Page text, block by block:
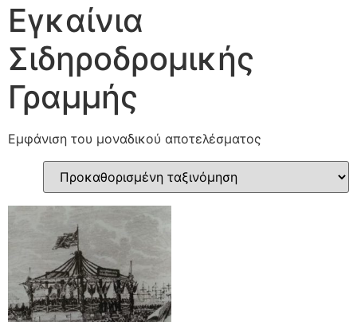
Εγκαίνια
Σιδηροδρομικής
Γραμμής
Εμφάνιση του μοναδικού αποτελέσματος